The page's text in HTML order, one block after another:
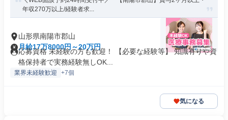
年収270万以上/経験者求...
山形県南陽市郡山
月給17万8000円～20万円
応募資格 未経験の方も歓迎！ 【必要な経験等】 知識有りや資
格保持者で実務経験無しOK...
業界未経験歓迎 +7個
気になる